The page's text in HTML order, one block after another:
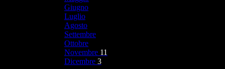
Giugno
Luglio
Agosto
Settembre
Ottobre
Novembre 11
Dicembre 3